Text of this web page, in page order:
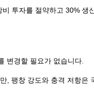
투자를 절약하고 30% 생
변경할 필요가 없습니다.
, 팽창 강도와 충격 저항은